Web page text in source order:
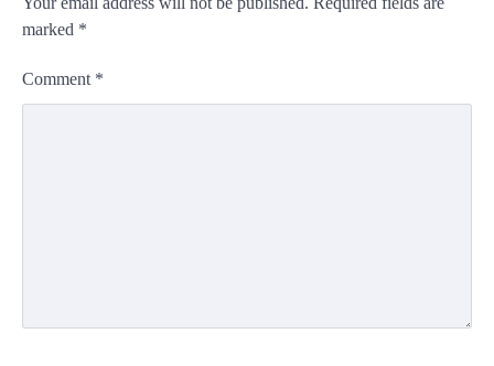
marked *
Comment *